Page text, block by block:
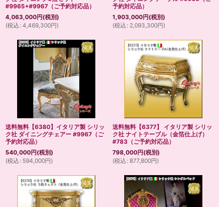
#9965+#9967（ご予約対応品）
4,063,000円(税別)
(税込 : 4,469,300円)
予約対応品）
1,903,000円(税別)
(税込 : 2,093,300円)
送料無料【6380】イタリア製 シリッ
ク社 ダイニングチェアー #9967（ご
予約対応品）
540,000円(税別)
(税込 : 594,000円)
送料無料【6377】 イタリア製 シリッ
ク社 ナイトテーブル（金箔仕上げ）
#783（ご予約対応品）
798,000円(税別)
(税込 : 877,800円)